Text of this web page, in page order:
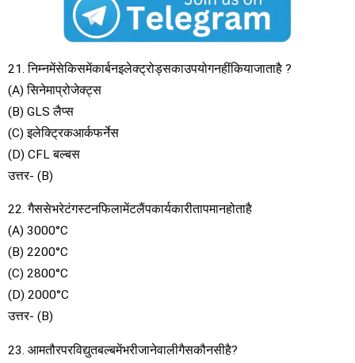
21. निम्नमेंसेकिसमेंकार्बनइलेक्ट्रोड्सकाउपयोगनहींकियाजाताहै ?
(A) सिनेमाप्रोजेक्ट्स
(B) GLS लैप्स
(C) इलेक्ट्रिकआर्कफर्नेस
(D) CFL बल्बस
उत्तर- (B)
22. गैससेभरेटंगस्टनफिलामेंटलैंपकार्यकारीतापमानहोताहै
(A) 3000°C
(B) 2200°C
(C) 2800°C
(D) 2000°C
उत्तर- (B)
23. आमतौरपरविद्युतबल्बमेंभरीजानेवालीगैसकौनसीहै?